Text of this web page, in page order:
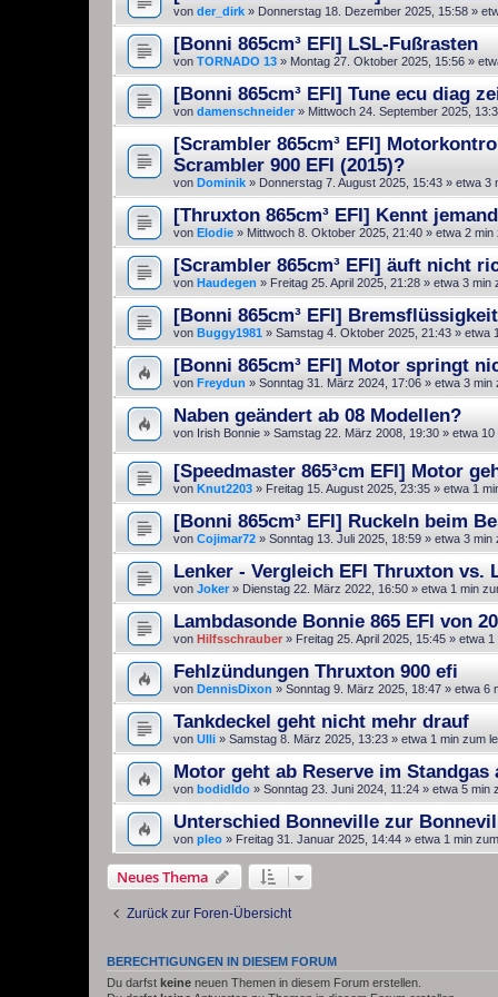
von der_dirk » Donnerstag 18. Dezember 2025, 15:58 »
[Bonni 865cm³ EFI] LSL-Fußrasten
von TORNADO 13 » Montag 27. Oktober 2025, 15:56 »
[Bonni 865cm³ EFI] Tune ecu diag
von damenschneider» Mittwoch 24. September 2025,
[Scrambler 865cm³ EFI]
Scrambler 900 EFI (2015)?
von Dominik » Donnerstag 7. August 2025, 15:43 » etwa 3
[Thruxton 865cm³ EFI] Kennt
von Elodie » Mittwoch 8. Oktober 2025, 21:40 » etwa 2 min
[Scrambler 865cm³ EFI] äuft nicht
von Haudegen » Freitag 25. April 2025, 21:28 » etwa 3 min
[Bonni 865cm³ EFI]
von Buggy1981 » Samstag 4. Oktober 2025, 21:43 » etwa
[Bonni 865cm³ EFI] Motor springt
von Freydun » Sonntag 31. März 2024, 17:06 » etwa 3 min
Naben geändert ab 08 Modellen?
von Irish Bonnie » Samstag 22. März 2008, 19:30 » etwa 10
[Speedmaster 865³cm EFI] Motor
von Knut2203 » Freitag 15. August 2025, 23:35 » etwa 1
[Bonni 865cm³ EFI] Ruckeln beim
von Cojimar72 » Sonntag 13. Juli 2025, 18:59 » etwa 3 min
Lenker - Vergleich EFI Thruxton vs.
von Joker» Dienstag 22. März 2022, 16:50 » etwa 1 min
Lambdasonde Bonnie 865 EFI von
von Hilfsschrauber » Freitag 25. April 2025, 15:45 » etwa 1
Fehlzündungen Thruxton 900 efi
von DennisDixon » Sonntag 9. März 2025, 18:47 » etwa 6
Tankdeckel geht nicht mehr drauf
von Ulli » Samstag 8. März 2025, 13:23 » etwa 1 min zum
Motor geht ab Reserve im Standgas
von bodidldo » Sonntag 23. Juni 2024, 11:24 » etwa 5 min
Unterschied Bonneville zur
von pleo » Freitag 31. Januar 2025, 14:44 » etwa 1 min
Neues Thema
Zurück zur Foren-Übersicht
BERECHTIGUNGEN IN DIESEM FORUM
Du darfst keine neuen Themen in diesem Forum erstellen.